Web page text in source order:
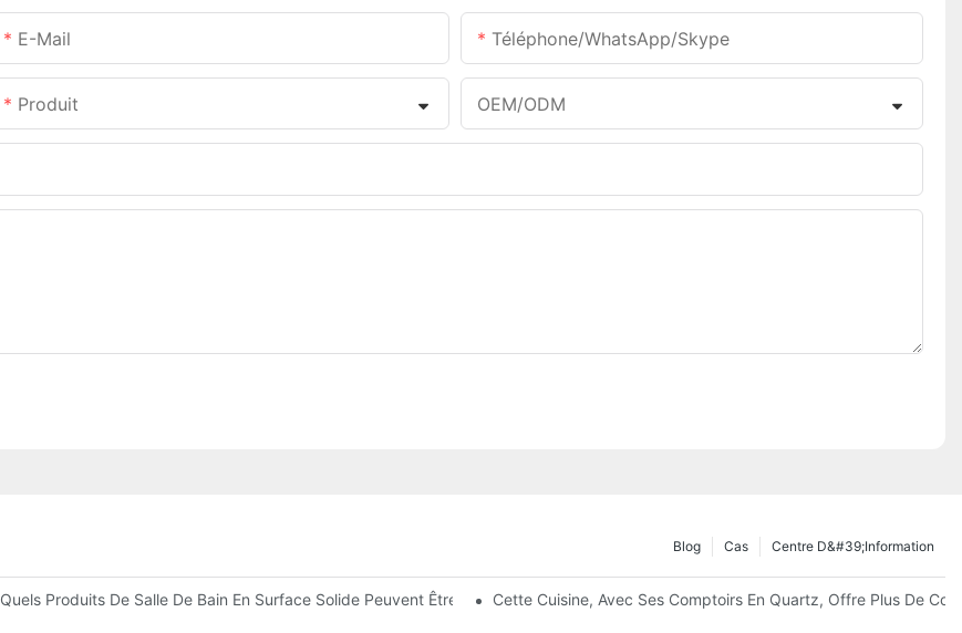
E-Mail Téléphone/WhatsApp/Skype
Produit OEM/ODM
Centre D&#39;information
Cas
Blog
Quels Produits De Salle De Bain En Surface Solide Peuvent Être Personnalisés ?Cette Cuisine, Avec Ses Comptoirs En Quartz, Offre Plus De